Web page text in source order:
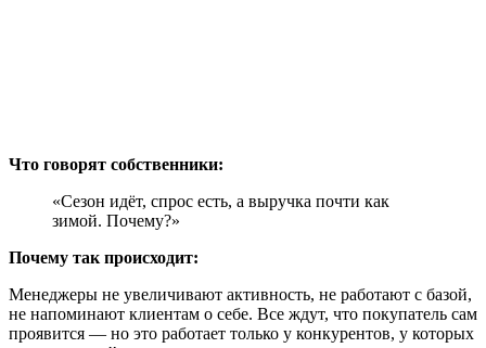
Что говорят собственники:
«Сезон идёт, спрос есть, а выручка почти как
зимой. Почему?»
Почему так происходит:
Менеджеры не увеличивают активность, не работают с базой,
не напоминают клиентам о себе. Все ждут, что покупатель сам
проявится — но это работает только у конкурентов, у которых